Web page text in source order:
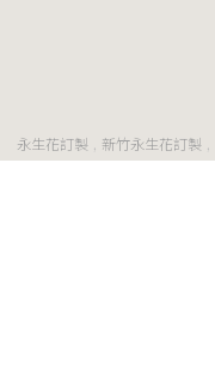
永生花訂製 新竹永生花訂製